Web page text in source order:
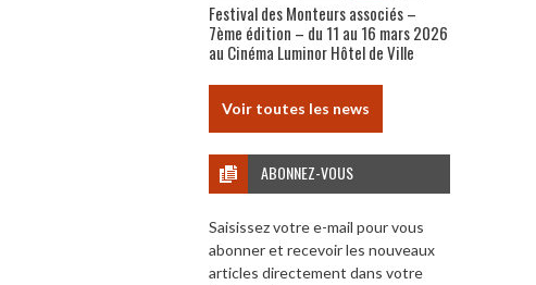
Festival des Monteurs associés –
7ème édition – du 11 au 16 mars 2026
au Cinéma Luminor Hôtel de Ville
Voir toutes les news
ABONNEZ-VOUS
Saisissez votre e-mail pour vous
abonner et recevoir les nouveaux
articles directement dans votre